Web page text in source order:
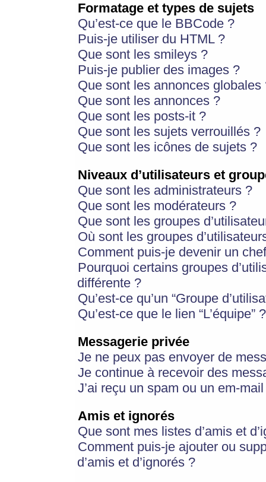
Formatage et types de sujets
Qu’est-ce que le BBCode ?
Puis-je utiliser du HTML ?
Que sont les smileys ?
Puis-je publier des images ?
Que sont les annonces globales
Que sont les annonces ?
Que sont les posts-it ?
Que sont les sujets verrouillés ?
Que sont les icônes de sujets ?
Niveaux d’utilisateurs et
Que sont les administrateurs ?
Que sont les modérateurs ?
Que sont les groupes
Où sont les groupes
Comment puis-je devenir un
Pourquoi certains groupes
différente ?
Qu’est-ce qu’un “Groupe
Qu’est-ce que le lien “L’équipe” ?
Messagerie privée
Je ne peux pas envoyer de
Je continue à recevoir des
J’ai reçu un spam ou un em-
Amis et ignorés
Que sont mes listes d’amis et
Comment puis-je ajouter ou
d’amis et d’ignorés ?